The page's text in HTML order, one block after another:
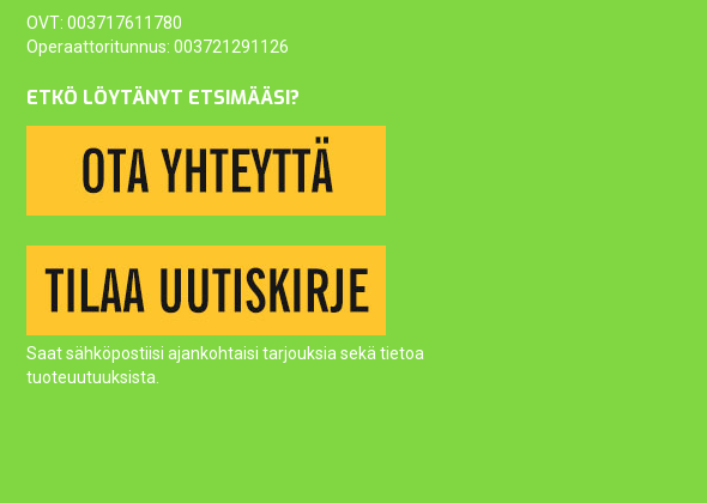
OVT: 003717611780
Operaattoritunnus: 003721291126
ETKÖ LÖYTÄNYT ETSIMÄÄSI?
Saat sähköpostiisi ajankohtaisi tarjouksia sekä tietoa
tuoteuutuuksista.